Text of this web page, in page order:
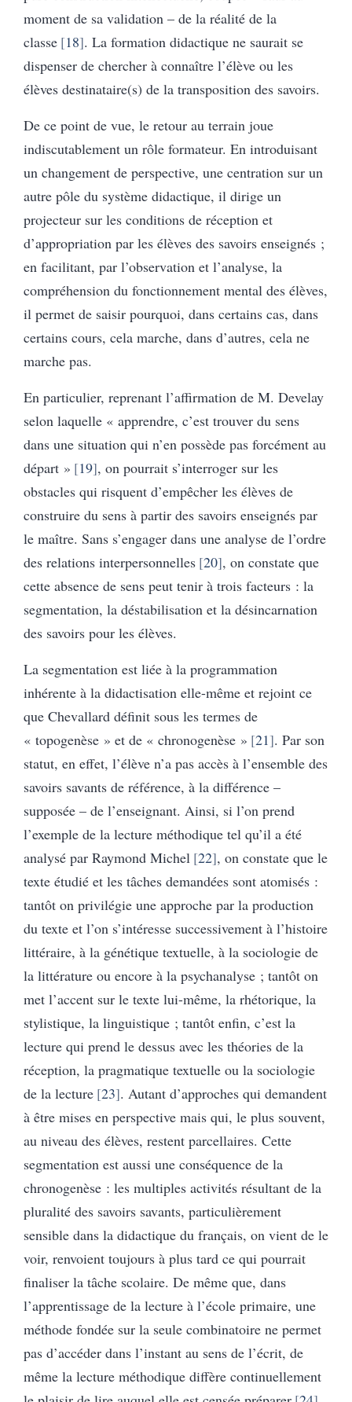
moment de sa validation – de la réalité de la
classe 18 . La formation didactique ne saurait se
dispenser de chercher à connaître l’élève ou les
élèves destinataire(s) de la transposition des savoirs.
De ce point de vue, le retour au terrain joue
indiscutablement un rôle formateur. En introduisant
un changement de perspective, une centration sur un
autre pôle du système didactique, il dirige un
projecteur sur les conditions de réception et
d’appropriation par les élèves des savoirs enseignés ;
en facilitant, par l’observation et l’analyse, la
compréhension du fonctionnement mental des élèves,
il permet de saisir pourquoi, dans certains cas, dans
certains cours, cela marche, dans d’autres, cela ne
marche pas.
En particulier, reprenant l’affirmation de M. Develay
selon laquelle « apprendre, c’est trouver du sens
dans une situation qui n’en possède pas forcément au
départ » 19 , on pourrait s’interroger sur les
obstacles qui risquent d’empêcher les élèves de
construire du sens à partir des savoirs enseignés par
le maître. Sans s’engager dans une analyse de l’ordre
des relations interpersonnelles 20 , on constate que
cette absence de sens peut tenir à trois facteurs : la
segmentation, la déstabilisation et la désincarnation
des savoirs pour les élèves.
La segmentation est liée à la programmation
inhérente à la didactisation elle-même et rejoint ce
que Chevallard définit sous les termes de
« topogenèse » et de « chronogenèse » 21 . Par son
statut, en effet, l’élève n’a pas accès à l’ensemble des
savoirs savants de référence, à la différence –
supposée – de l’enseignant. Ainsi, si l’on prend
l’exemple de la lecture méthodique tel qu’il a été
analysé par Raymond Michel 22 , on constate que le
texte étudié et les tâches demandées sont atomisés :
tantôt on privilégie une approche par la production
du texte et l’on s’intéresse successivement à l’histoire
littéraire, à la génétique textuelle, à la sociologie de
la littérature ou encore à la psychanalyse ; tantôt on
met l’accent sur le texte lui-même, la rhétorique, la
stylistique, la linguistique ; tantôt enfin, c’est la
lecture qui prend le dessus avec les théories de la
réception, la pragmatique textuelle ou la sociologie
de la lecture 23 . Autant d’approches qui demandent
à être mises en perspective mais qui, le plus souvent,
au niveau des élèves, restent parcellaires. Cette
segmentation est aussi une conséquence de la
chronogenèse : les multiples activités résultant de la
pluralité des savoirs savants, particulièrement
sensible dans la didactique du français, on vient de le
voir, renvoient toujours à plus tard ce qui pourrait
finaliser la tâche scolaire. De même que, dans
l’apprentissage de la lecture à l’école primaire, une
méthode fondée sur la seule combinatoire ne permet
pas d’accéder dans l’instant au sens de l’écrit, de
même la lecture méthodique diffère continuellement